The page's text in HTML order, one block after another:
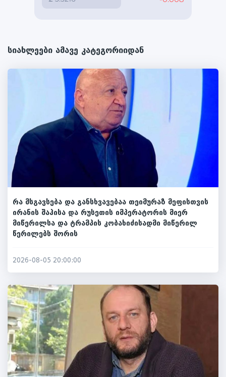
სიახლეები ამავე კატეგორიიდან
რა მსგავსება და განსხვავებაა თეიმურაზ მეფისთვის
ირანის შაჰისა და რუსეთის იმპერატორის მიერ
მიწერილსა და ტრამპის კობახიძისადმი მიწერილ
წერილებს შორის
2026-08-05 20:00:00